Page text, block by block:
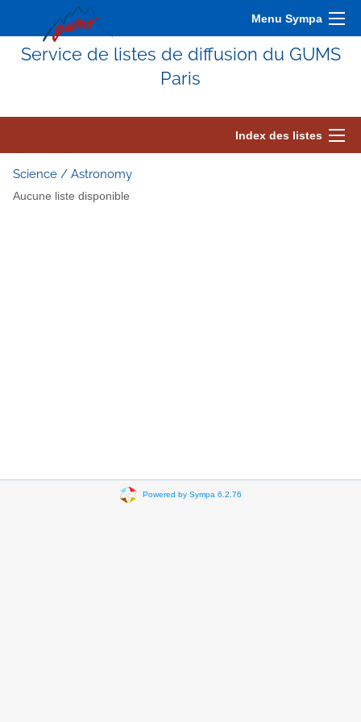
Menu Sympa
Service de listes de diffusion du GUMS
Paris
Index des listes
Science / Astronomy
Aucune liste disponible
Powered by Sympa 6.2.76